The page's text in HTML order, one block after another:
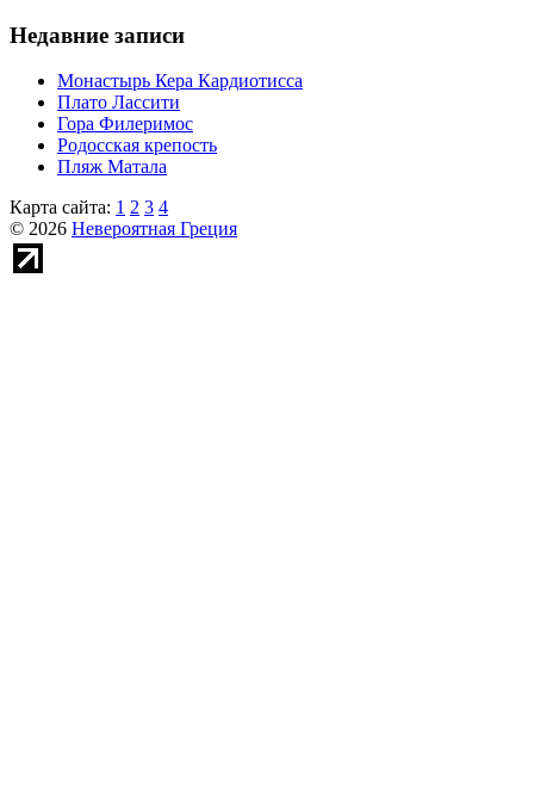
Недавние записи
Монастырь Кера Кардиотисса
Плато Лассити
Гора Филеримос
Родосская крепость
Пляж Матала
Карта сайта: 1 2 3 4
© 2026 Невероятная Греция